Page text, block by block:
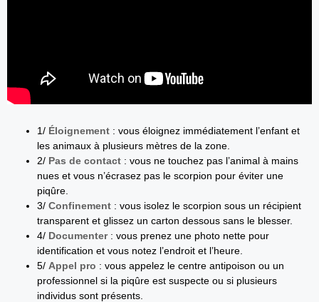
1/ Éloignement : vous éloignez immédiatement l’enfant et
les animaux à plusieurs mètres de la zone.
2/ Pas de contact : vous ne touchez pas l’animal à mains
nues et vous n’écrasez pas le scorpion pour éviter une
piqûre.
3/ Confinement : vous isolez le scorpion sous un récipient
transparent et glissez un carton dessous sans le blesser.
4/ Documenter: vous prenez une photo nette pour
identification et vous notez l’endroit et l’heure.
5/ Appel pro : vous appelez le centre antipoison ou un
professionnel si la piqûre est suspecte ou si plusieurs
individus sont présents.